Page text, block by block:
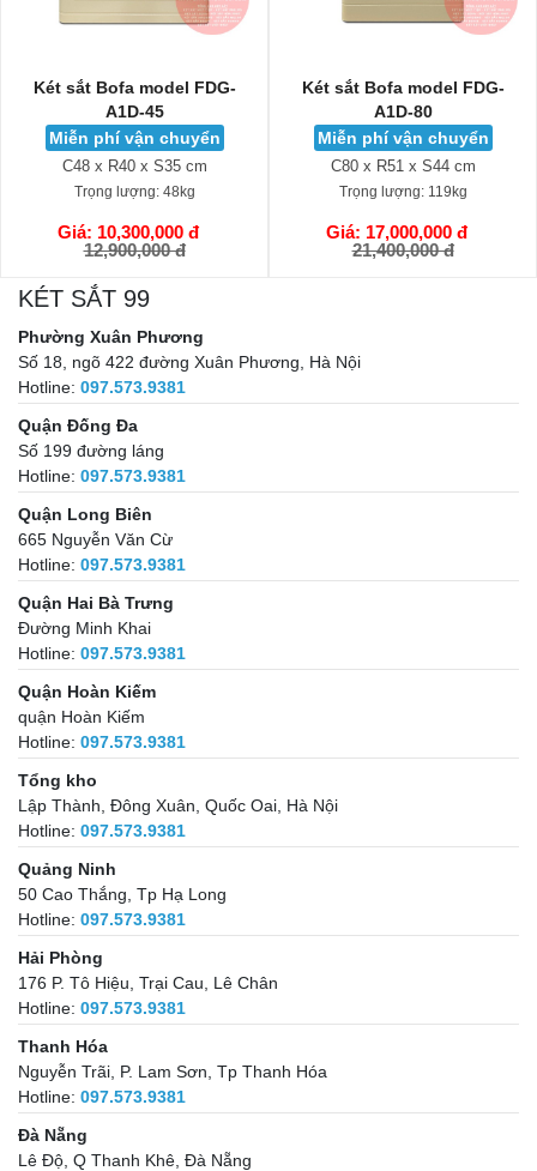
Két sắt Bofa model FDG-
A1D-45
Miễn phí vận chuyển
C48 x R40 x S35 cm
Trọng lượng:48kg
Giá: 10,300,000 đ
12,900,000 đ
GIỎ HÀNG
Két sắt Bofa model FDG-
A1D-80
Miễn phí vận chuyển
C80 x R51 x S44 cm
Trọng lượng:119kg
Giá: 17,000,000 đ
21,400,000 đ
GIỎ HÀNG
KÉT SẮT 99
Phường Xuân Phương
Số 18, ngõ 422 đường Xuân Phương, Hà Nội
Hotline: 097.573.9381
Quận Đống Đa
Số 199 đường láng
Hotline: 097.573.9381
Quận Long Biên
665 Nguyễn Văn Cừ
Hotline: 097.573.9381
Quận Hai Bà Trưng
Đường Minh Khai
Hotline: 097.573.9381
Quận Hoàn Kiếm
quận Hoàn Kiếm
Hotline: 097.573.9381
Tổng kho
Lập Thành, Đông Xuân, Quốc Oai, Hà Nội
Hotline: 097.573.9381
Quảng Ninh
50 Cao Thắng, Tp Hạ Long
Hotline: 097.573.9381
Hải Phòng
176 P. Tô Hiệu, Trại Cau, Lê Chân
Hotline: 097.573.9381
Thanh Hóa
Nguyễn Trãi, P. Lam Sơn, Tp Thanh Hóa
Hotline: 097.573.9381
Đà Nẵng
Lê Độ, Q Thanh Khê, Đà Nẵng